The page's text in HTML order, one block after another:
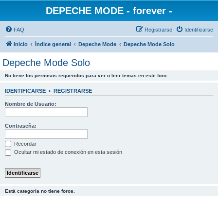
DEPECHE MODE - forever -
FAQ Identificarse
Registrarse
Inicio Índice general Depeche Mode Depeche Mode Solo
Depeche Mode Solo
No tiene los permisos requeridos para ver o leer temas en este foro.
IDENTIFICARSE • REGISTRARSE
Nombre de Usuario:
Contraseña:
Recordar
Ocultar mi estado de conexión en esta sesión
Está categoría no tiene foros.